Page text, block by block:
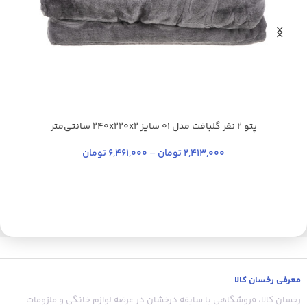
آبی کاربنی سدری آبی تیره
پتو 2 نفر گلبافت مدل 01 سایز 240x220x2 سانتی‌متر
2,413,000تومان –
6,461,000تومان
معرفی رخسان کالا
رخسان کالا، فروشگاهی با سابقه درخشان در عرضه لوازم خانگی و ملزومات